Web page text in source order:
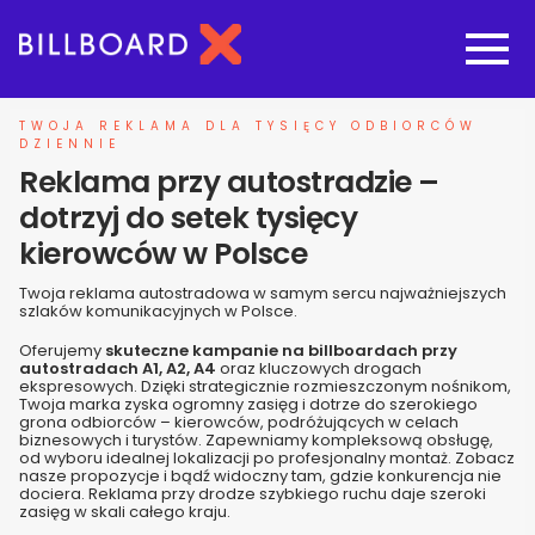
Oferta budowy reklam
Reklamy wielkoformatowe
Megaboardy i Gigaboardy
Reklamy autostradowe
Reklamy dla stacji paliw
Reklamy dla firm motoryzacyjnych
TWOJA REKLAMA DLA TYSIĘCY ODBIORCÓW
DZIENNIE
Reklama przy autostradzie –
dotrzyj do setek tysięcy
kierowców w Polsce
Twoja reklama autostradowa w samym sercu najważniejszych
szlaków komunikacyjnych w Polsce.
Oferujemy skuteczne kampanie na billboardach przy
autostradach A1, A2, A4 oraz kluczowych drogach
ekspresowych. Dzięki strategicznie rozmieszczonym nośnikom,
Twoja marka zyska ogromny zasięg i dotrze do szerokiego
grona odbiorców – kierowców, podróżujących w celach
biznesowych i turystów. Zapewniamy kompleksową obsługę,
od wyboru idealnej lokalizacji po profesjonalny montaż. Zobacz
nasze propozycje i bądź widoczny tam, gdzie konkurencja nie
dociera. Reklama przy drodze szybkiego ruchu daje szeroki
zasięg w skali całego kraju.